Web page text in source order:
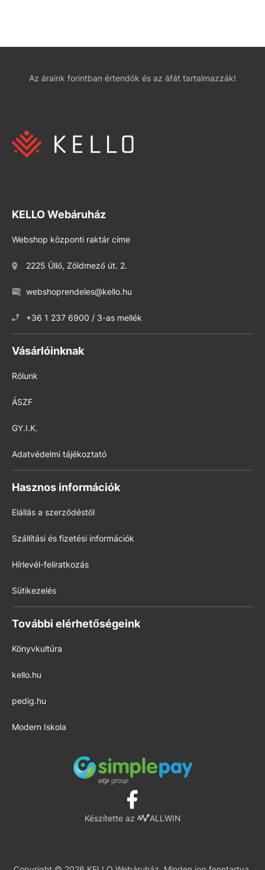
Az áraink forintban értendők és az áfát tartalmazzák!
KELLO Webáruház
Webshop központi raktár címe
2225 Üllő, Zöldmező út. 2.
webshoprendeles@kello.hu
+36 1 237 6900 / 3-as mellék
Vásárlóinknak
Rólunk
ÁSZF
GY.I.K.
Adatvédelmi tájékoztató
Hasznos információk
Elállás a szerződéstől
Szállítási és fizetési információk
Hírlevél-feliratkozás
Sütikezelés
További elérhetőségeink
Könyvkultúra
kello.hu
pedig.hu
Modern Iskola
Készítette az ALLWIN